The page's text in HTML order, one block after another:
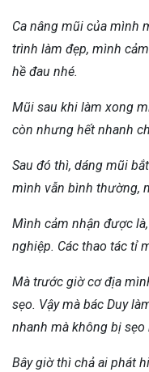
Ca nâng mũi của mình
trình làm đẹp, mình
hề đau nhé.
Mũi sau khi làm xong
còn nhưng hết nhanh
Sau đó thì, dáng mũi
mình vẫn bình thường,
Mình cảm nhận được
nghiệp. Các thao tác tỉ
Mà trước giờ cơ địa
sẹo. Vậy mà bác Duy
nhanh mà không bị sẹo
Bây giờ thì chả ai phát